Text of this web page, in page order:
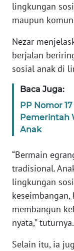
lingkungan
maupun
Nezar
berjalan
sosial anak di
Baca Juga:
PP Nomor
Pemerintah
Anak
“Bermain
tradisional.
lingkungan
keseimbangan,
membangun
nyata,” tuturnya.
Selain itu, ia
DISCLAIMER
Wahana
News
Regional
WN
WN
JAKARTA
WN
JABAR
WN
BANTEN
NTT